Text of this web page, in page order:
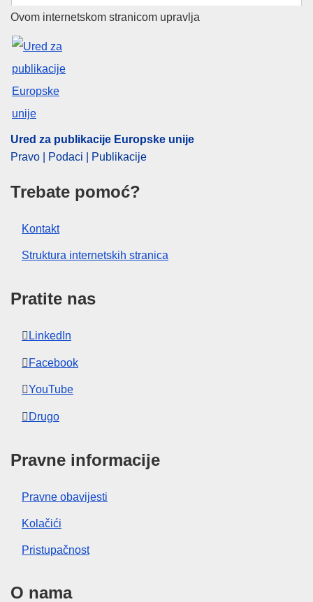
uprava za tržišno natjecanje
Europska komisija
Predmet:
pdfa2a
Ured za publikacije Europske
Ovom internetskom stranicom upravlja
Ured za publikacije Europske unije
Pravo | Podaci | Publikacije
Trebate pomoć?
Kontakt
Struktura internetskih stranica
Pratite nas
LinkedIn
Facebook
YouTube
Drugo
Pravne informacije
Pravne obavijesti
Kolačići
Pristupačnost
O nama